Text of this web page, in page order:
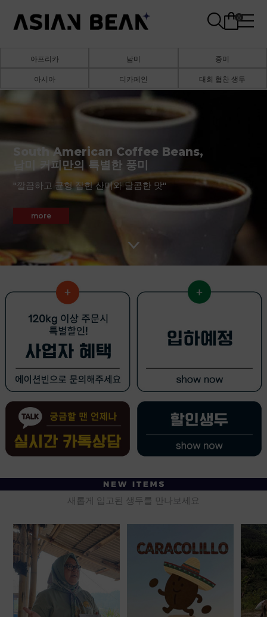
0
아프리카 남미
중미
아시아
디카페인 대회 협찬 생두
South American Coffee Beans,
남미 커피만의 특별한 풍미
"깔끔하고 균형 잡힌 산미와 달콤한 맛"
more
새롭게 입고된 생두를 만나보세요